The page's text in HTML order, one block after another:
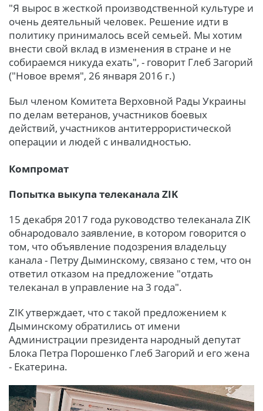
"Я вырос в жесткой производственной культуре и
очень деятельный человек. Решение идти в
политику принималось всей семьей. Мы хотим
внести свой вклад в изменения в стране и не
собираемся никуда ехать", - говорит Глеб Загорий
("Новое время", 26 января 2016 г.)
Был членом Комитета Верховной Рады Украины
по делам ветеранов, участников боевых
действий, участников антитеррористической
операции и людей с инвалидностью.
Компромат
Попытка выкупа телеканала ZIK
15 декабря 2017 года руководство телеканала ZIK
обнародовало заявление, в котором говорится о
том, что объявление подозрения владельцу
канала - Петру Дыминскому, связано с тем, что он
ответил отказом на предложение "отдать
телеканал в управление на 3 года".
ZIK утверждает, что с такой предложением к
Дыминскому обратились от имени
Администрации президента народный депутат
Блока Петра Порошенко Глеб Загорий и его жена
- Екатерина.